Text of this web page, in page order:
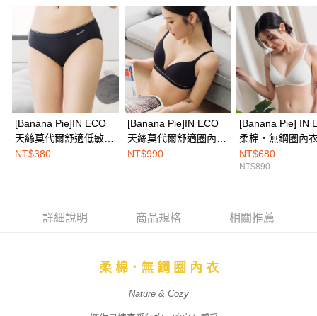
１．透過由恩沛科技股份有限公司提供之「AFTEE先享後付」服務完成之交
易，需依本服務之必要範圍內提供個人資料，並將交易相關給付款項請求債
權轉讓予恩沛科技股份有限公司。
２．關於個人資料處理事宜，請瀏覽以下網址：
https://aftee.tw/terms/#terms3
３．未成年的使用者請事先徵得法定代理人或監護人之同意方可使用
「AFTEE先享後付」，若未經同意申辦者引起之損失，本公司不負相關責
４．使用「AFTEE先享後付」時，將依據個別帳號之用戶狀況，依本公司即
時審查核予不同之上限額度；若仍有額度不足之情形，本公司將視審查結果
請求用戶進行身份認證。
５．嚴禁一人註冊多個帳號或使用他人資訊註冊。若發現惡意使用之情形，
恩沛科技股份有限公司將有權停止該用戶之使用額度並採取法律行動。
每筆NT$100，滿NT$1,500(含以上)免運費
EASY SHOP門市速取
免運費
查看運費
[Banana Pie]IN ECO
天絲莫代爾舒適低敏三
角內褲-烏木黑
NT$380
[Banana Pie]IN ECO
天絲莫代爾舒適圈內
衣-烏木黑
NT$990
[Banana Pie] IN
柔棉．無鋼圈內
山白
NT$680
NT$890
詳細說明 商品規格 相關推薦
柔 棉．無 鋼 圈 內 衣
Nature & Cozy